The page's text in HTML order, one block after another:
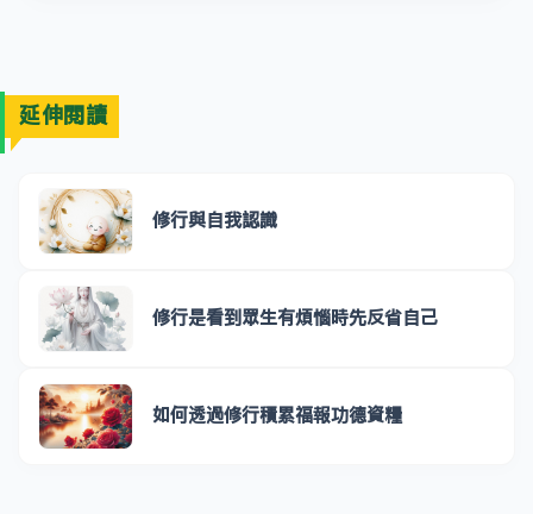
延伸閱讀
修行與自我認識
修行是看到眾生有煩惱時先反省自己
如何透過修行積累福報功德資糧